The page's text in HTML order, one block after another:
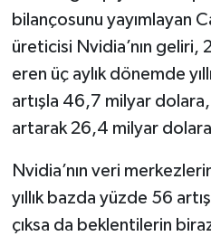
bilançosunu yayımlayan
üreticisi Nvidia’nın geliri,
eren üç aylık dönemde
artışla 46,7 milyar
artarak 26,4 milyar
Nvidia’nın veri
yıllık bazda yüzde 56
çıksa da beklentilerin